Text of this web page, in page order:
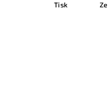
Tisk